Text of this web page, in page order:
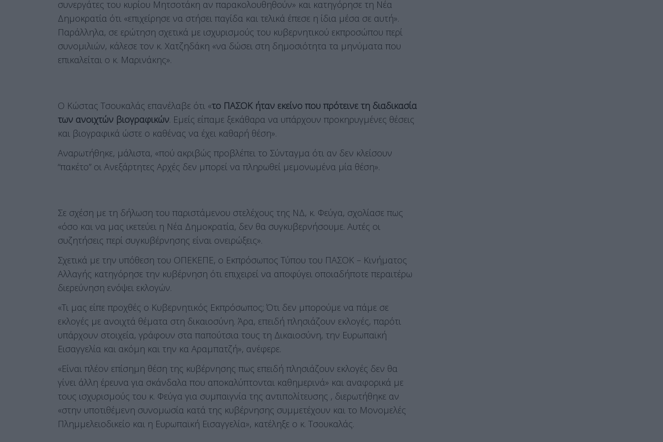
συνεργάτες του κυρίου Μητσοτάκη αν παρακολουθηθούν» και κατηγόρησε τη Νέα
Δημοκρατία ότι «επιχείρησε να στήσει παγίδα και τελικά έπεσε η ίδια μέσα σε αυτή».
Παράλληλα, σε ερώτηση σχετικά με ισχυρισμούς του κυβερνητικού εκπροσώπου περί
συνομιλιών, κάλεσε τον κ. Χατζηδάκη «να δώσει στη δημοσιότητα τα μηνύματα που
επικαλείται ο κ. Μαρινάκης».
Ο Κώστας Τσουκαλάς επανέλαβε ότι «το ΠΑΣΟΚ ήταν εκείνο που πρότεινε τη διαδικασία
των ανοιχτών βιογραφικών. Εμείς είπαμε ξεκάθαρα να υπάρχουν προκηρυγμένες θέσεις
και βιογραφικά ώστε ο καθένας να έχει καθαρή θέση».
Αναρωτήθηκε, μάλιστα, «πού ακριβώς προβλέπει το Σύνταγμα ότι αν δεν κλείσουν
“πακέτο” οι Ανεξάρτητες Αρχές δεν μπορεί να πληρωθεί μεμονωμένα μία θέση».
Σε σχέση με τη δήλωση του παριστάμενου στελέχους της ΝΔ, κ. Φεύγα, σχολίασε πως
«όσο και να μας ικετεύει η Νέα Δημοκρατία, δεν θα συγκυβερνήσουμε. Αυτές οι
συζητήσεις περί συγκυβέρνησης είναι ονειρώξεις».
Σχετικά με την υπόθεση του ΟΠΕΚΕΠΕ, ο Εκπρόσωπος Τύπου του ΠΑΣΟΚ – Κινήματος
Αλλαγής κατηγόρησε την κυβέρνηση ότι επιχειρεί να αποφύγει οποιαδήποτε περαιτέρω
διερεύνηση ενόψει εκλογών.
«Τι μας είπε προχθές ο Κυβερνητικός Εκπρόσωπος; Ότι δεν μπορούμε να πάμε σε
εκλογές με ανοιχτά θέματα στη δικαιοσύνη. Άρα, επειδή πλησιάζουν εκλογές, παρότι
υπάρχουν στοιχεία, γράφουν στα παπούτσια τους τη Δικαιοσύνη, την Ευρωπαϊκή
Εισαγγελία και ακόμη και την κα Αραμπατζή», ανέφερε.
«Είναι πλέον επίσημη θέση της κυβέρνησης πως επειδή πλησιάζουν εκλογές δεν θα
γίνει άλλη έρευνα για σκάνδαλα που αποκαλύπτονται καθημερινά» και αναφορικά με
τους ισχυρισμούς του κ. Φεύγα για συμπαιγνία της αντιπολίτευσης , διερωτήθηκε αν
«στην υποτιθέμενη συνομωσία κατά της κυβέρνησης συμμετέχουν και το Μονομελές
Πλημμελειοδικείο και η Ευρωπαϊκή Εισαγγελία», κατέληξε ο κ. Τσουκαλάς.